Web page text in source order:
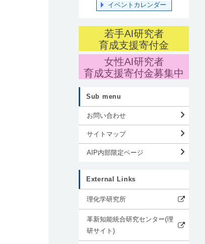
イベントカレンダー
若手AI研究者
育成支援寄付金
女性AI研究者
育成支援寄付金募集中
Sub menu
お問い合わせ
サイトマップ
AIP内部限定ページ
External Links
理化学研究所
革新知能統合研究センター(理
研サイト)